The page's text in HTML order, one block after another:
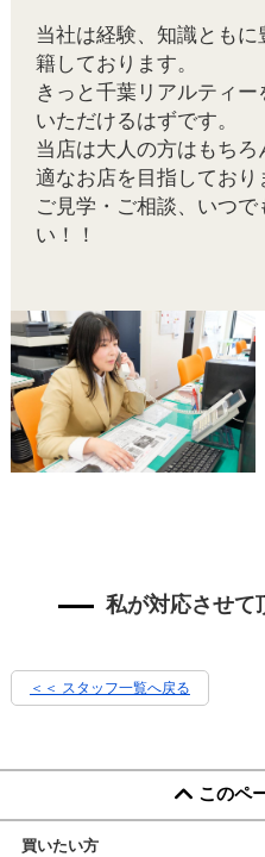
当社は経験、知識とも
籍しております。
きっと千葉リアルティ
いただけるはずです。
当店は大人の方はもち
適なお店を目指しており
ご見学・ご相談、いつ
い！！
私が対応させて
＜＜ スタッフ一覧へ戻る
このペ
買いたい方